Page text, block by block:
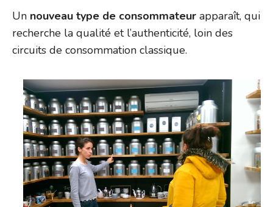
Un nouveau type de consommateur apparaît, qui
recherche la qualité et l’authenticité, loin des
circuits de consommation classique.